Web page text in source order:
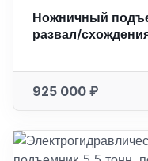
Ножничный
развал/
925 000 ₽